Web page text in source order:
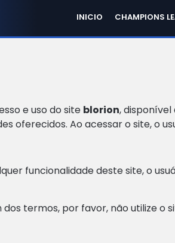
INICIO CHAMPIONS
e uso do site blorion,
oferecidos. Ao acessar o site, o
funcionalidade deste site, o
termos, por favor, não utilize o